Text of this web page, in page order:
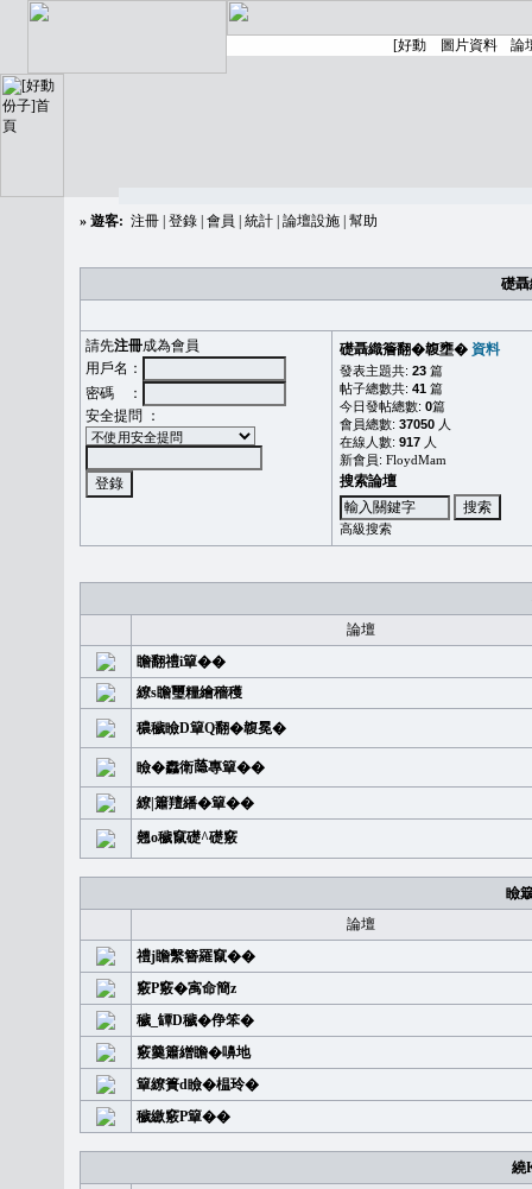
» 遊客: 注冊 登錄 會員 統計 論壇設施 幫助
礎
請先注冊成為會員
用戶名：
密碼 ：
安全提問 ：
礎聶織簷翻�䪖壅� 資料
發表主題共: 23 篇
帖子總數共: 41 篇
今日發帖總數: 0篇
會員總數: 37050 人
在線人數: 917 人
新會員: FloydMam
搜索論壇
高級搜索
論壇
瞻翻禮i簞��
繚s瞻璽糧繪穡穫
穠穢瞼D簞Q翻�䪖冕�
瞼�䆐衛𦻕專簞��
繚|簫羶繙�簞��
翹o穢竄礎^礎竅
瞼
論壇
禮j瞻繫簪羅竄��
竅P竅�㝢命簡z
穢_罈D穢�鿇笨�
竅羹簫繒瞻�嚊地
簞繚簣d瞼�榅玲�
穢繳竅P簞��
繞